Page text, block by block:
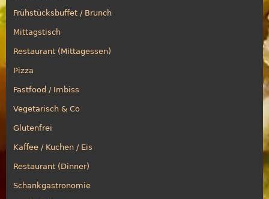
Frühstücksbuffet / Brunch
Mittagstisch
Restaurant (Mittagessen)
Pizza
Fastfood / Imbiss
Vegetarisch & Co
Glutenfrei
Kaffee / Kuchen / Eis
Restaurant (Dinner)
Schankgastronomie